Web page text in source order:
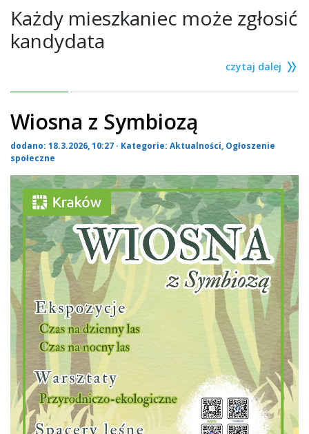
Każdy mieszkaniec może zgłosić
kandydata
czytaj dalej
Wiosna z Symbiozą
dodano: 18.3.2026, 10:27 · Kategorie: Aktualności, Ogłoszenie
społeczne